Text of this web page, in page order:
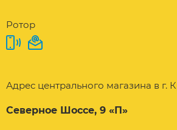
Ротор
Адрес центрального магазина в г.
Северное Шоссе, 9 «П»